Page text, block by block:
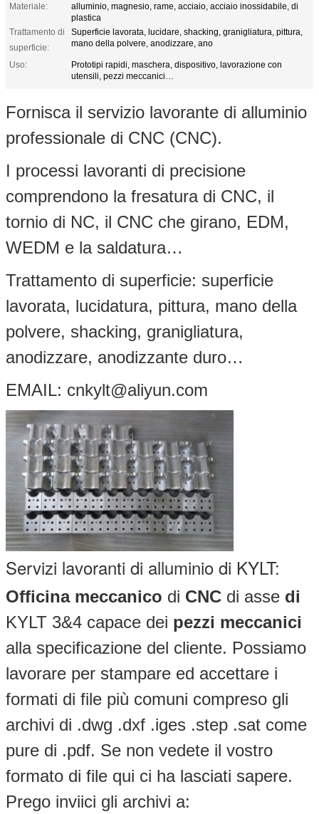
Materiale:
alluminio, magnesio, rame, acciaio, acciaio inossidabile, di
plastica
Trattamento di
superficie:
Superficie lavorata, lucidare, shacking, granigliatura, pittura,
mano della polvere, anodizzare, ano
Uso:
Prototipi rapidi, maschera, dispositivo, lavorazione con
utensili, pezzi meccanici…
Fornisca il servizio lavorante di alluminio
professionale di CNC (CNC).
I processi lavoranti di precisione
comprendono la fresatura di CNC, il
tornio di NC, il CNC che girano, EDM,
WEDM e la saldatura…
Trattamento di superficie: superficie
lavorata, lucidatura, pittura, mano della
polvere, shacking, granigliatura,
anodizzare, anodizzante duro…
EMAIL: cnkylt@aliyun.com
Servizi lavoranti di alluminio di KYLT:
Officina meccanico di CNC di asse di
KYLT 3&4 capace dei pezzi meccanici
alla specificazione del cliente. Possiamo
lavorare per stampare ed accettare i
formati di file più comuni compreso gli
archivi di .dwg .dxf .iges .step .sat come
pure di .pdf. Se non vedete il vostro
formato di file qui ci ha lasciati sapere.
Prego inviici gli archivi a: